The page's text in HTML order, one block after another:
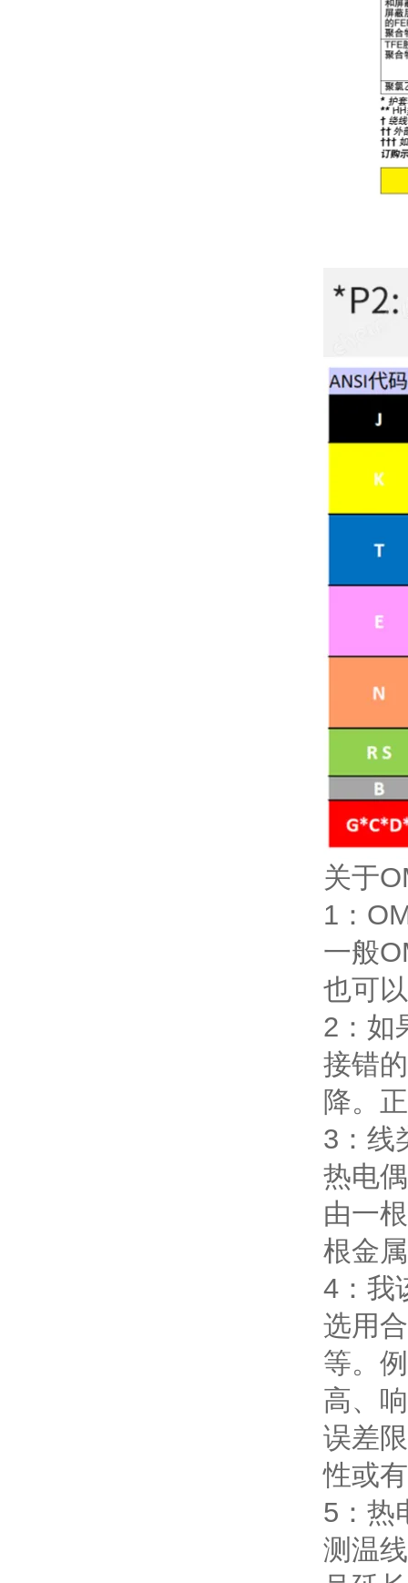
关于
1：
一般
也可
2：如
接错
降。
3：线
热电
由一
根金
4：我
选用
等。
高、
误差
性或
5：热
测温